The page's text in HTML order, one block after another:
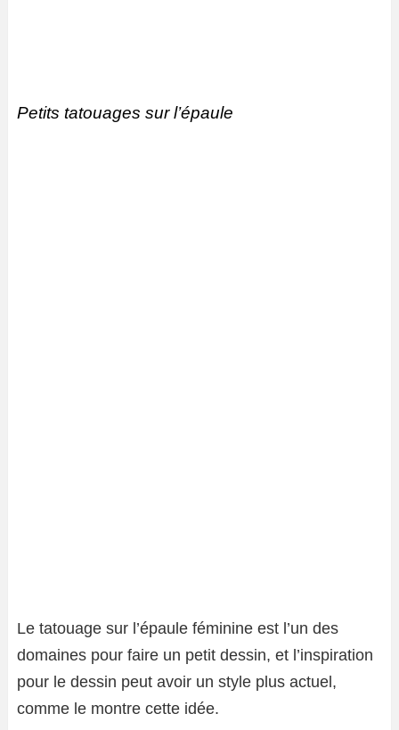
Petits tatouages ​​sur l’épaule
Le tatouage sur l’épaule féminine est l’un des
domaines pour faire un petit dessin, et l’inspiration
pour le dessin peut avoir un style plus actuel,
comme le montre cette idée.